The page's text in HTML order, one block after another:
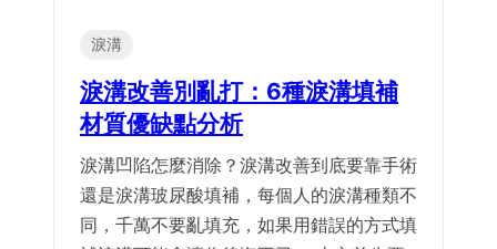
淚溝
淚溝改善別亂打：6種淚溝填補
材質優缺點分析
淚溝凹陷怎麼消除？淚溝改善到底要靠手術
還是淚溝玻尿酸填補，每個人的淚溝種類不
同，千萬不要亂填充，如果用錯誤的方式填